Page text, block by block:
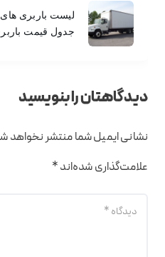
جدول قیمت
دیدگاهتان را بنویسید
نشانی ایمیل شما منتشر نخواهد
علامت‌گذاری شده‌اند*